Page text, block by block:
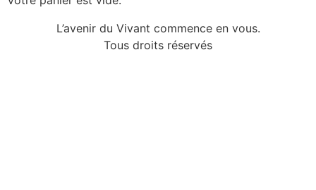
L’avenir du Vivant commence en vous.
Tous droits réservés